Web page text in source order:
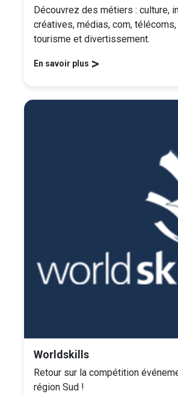
Découvrez des métiers : culture,
créatives, médias, com,
tourisme et divertissement.
En savoir plus >
Worldskills
Retour sur la compétition
région Sud !